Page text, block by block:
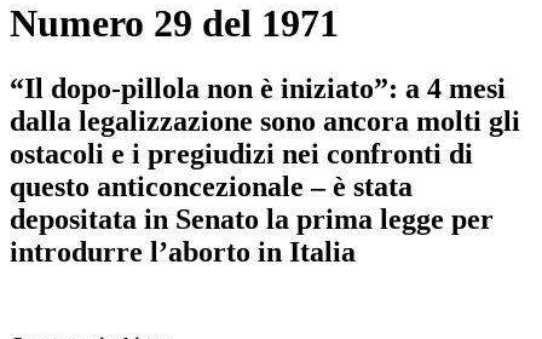
Numero 29 del 1971
“Il dopo-pillola non è iniziato”: a 4 mesi
dalla legalizzazione sono ancora molti gli
ostacoli e i pregiudizi nei confronti di
questo anticoncezionale – è stata
depositata in Senato la prima legge per
introdurre l’aborto in Italia